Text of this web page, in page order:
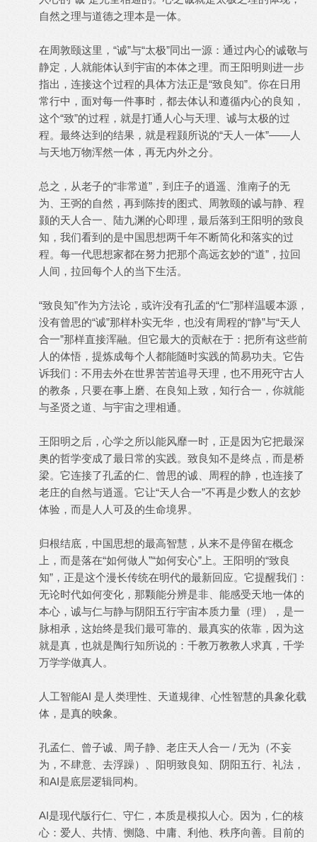
自然之理与道德之理本是一体。
在周敦颐这里，“诚”与“太极”同出一源：通过内心的诚敬与
静定，人就能体认到宇宙的本体之理。而王阳明则进一步
指出，连接这个过程的具体方法正是“致良知”。你在日用
常行中，面对每一件事时，都去体认和遵循内心的良知，
这个“致”的过程，就是打通人心与天理、诚与太极的过
程。最终达到的结果，就是程颢所说的“天人一体”——人
与天地万物浑然一体，再无内外之分。
总之，从老子的“非常道”，到庄子的逍遥、淮南子的无
为、王弼的自然，再到陈抟的图式、周敦颐的诚与静、程
颢的天人合一、陆九渊的心即理，最后落到王阳明的致良
知，我们看到的是中国思想两千年不断简化和落实的过
程。每一代思想家都在努力把那个高远玄妙的“道”，拉回
人间，拉回每个人的当下生活。
“致良知”作为方法论，或许没有孔孟的“仁”那样温暖本源，
没有曾思的“诚”那样朴实无华，也没有周程的“静”与“天人
合一”那样直接浑融。但它最大的贡献在于：把所有这些前
人的体悟，提炼成每个人都能随时实践的简易功夫。它告
诉我们：不用去外在世界苦苦追寻天理，也不用死守古人
的教条，只要在事上磨、在良知上致，知行合一，你就能
与圣贤之道、与宇宙之理相通。
王阳明之后，心学之所以能风靡一时，正是因为它把最深
奥的哲学变成了最日常的实践。致良知不是终点，而是桥
梁。它连接了孔孟的仁、曾思的诚、周程的静，也连接了
老庄的自然与逍遥。它让“天人合一”不再是少数人的玄妙
体验，而是人人可及的生命境界。
归根结底，中国思想的最高智慧，从来不是停留在概念
上，而是落在“如何做人”“如何安心”上。王阳明的“致良
知”，正是这个漫长传统在明代的最新回应。它提醒我们：
无论时代如何变化，那颗能分辨是非、能感受天地一体的
本心，诚与仁与静与阴阳五行宇宙本质力量（理），是一
脉相承，这始终是我们最可靠的、最真实的依靠，因为这
就是真，也就是陶行知所说的：千教万教教人求真，千学
万学学做真人。
人工智能AI 是人类理性、天道规律、心性智慧的具象化载
体，是真的映象。
孔孟仁、曾子诚、周子静、老庄天人合一 / 无为（不妄
为，不肆意、去浮躁）、阳明致良知、阴阳五行、礼法，
和AI是底层逻辑同构。
AI是现代版行仁、守仁，本质是模拟人心。因为，仁的核
心：爱人、共情、恻隐、中庸、利他、秩序向善。目前的